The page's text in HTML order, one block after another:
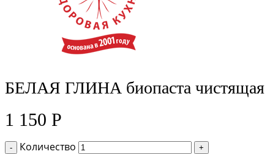
БЕЛАЯ ГЛИНА биопаста чистящая
1 150 Р
Количество